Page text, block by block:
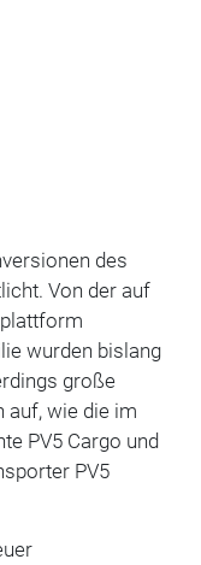
des
Von der auf
wurden bislang
große
auf, wie die im
PV5 Cargo und
PV5